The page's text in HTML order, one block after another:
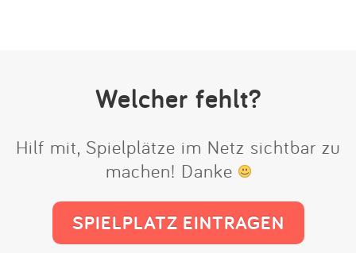
Welcher fehlt?
Hilf mit, Spielplätze im Netz sichtbar zu
machen! Danke
SPIELPLATZ EINTRAGEN